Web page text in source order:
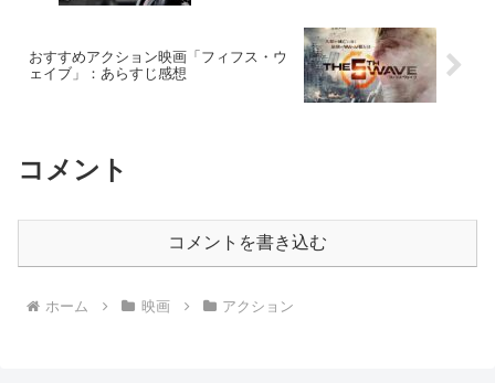
おすすめアクション映画「フィフス・ウ
ェイブ」：あらすじ感想
コメント
コメントを書き込む
ホーム 映画 アクション